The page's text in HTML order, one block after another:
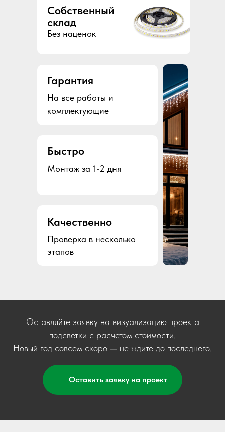
На все работы и
комплектующие
Гарантия
Без наценок
Собственный
склад
Монтаж за 1-2 дня
Быстро
Проверка в несколько
этапов
Качественно
Оставляйте заявку на визуализацию проекта
подсветки с расчетом стоимости.
Новый год совсем скоро — не ждите до последнего.
Оставить заявку на проект